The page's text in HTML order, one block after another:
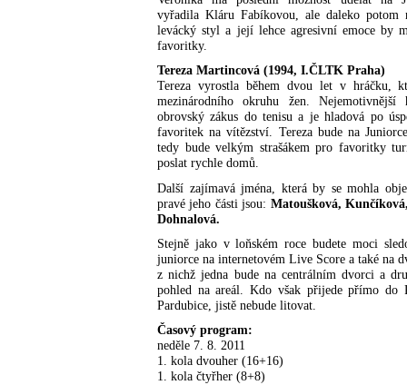
vyřadila Kláru Fabíkovou, ale daleko potom
levácký styl a její lehce agresivní emoce by
favoritky.
Tereza Martincová (1994, I.ČLTK Praha)
Tereza vyrostla během dvou let v hráčku,
mezinárodního okruhu žen.
obrovský zákus do tenisu a je hladová po
favoritek na vítězství. Tereza bude na
tedy bude velkým strašákem pro favoritky
poslat rychle domů.
Další zajímavá jména, která by se mohla
pravé jeho části jsou: Matoušková,
Dohnalová.
Stejně jako v loňském roce budete moci
juniorce na internetovém Live Score a také na
z nichž jedna bude na centrálním dvorci a
pohled na areál. Kdo však přijede přímo do
Pardubice, jistě nebude litovat.
Časový program:
neděle 7. 8. 2011
1. kola dvouher (16+16)
1. kola čtyřher (8+8)